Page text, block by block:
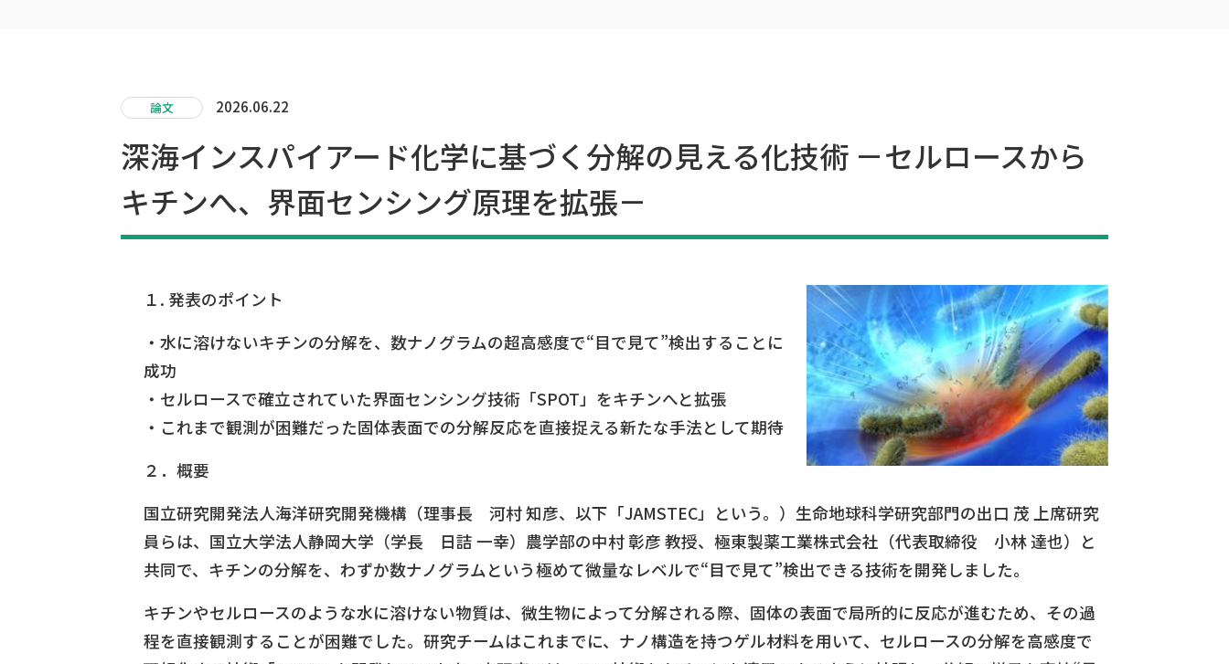
論文 2026.06.22
深海インスパイアード化学に基づく分解の見える化技術 －セルロースから
キチンへ、界面センシング原理を拡張－
１. 発表のポイント
・水に溶けないキチンの分解を、数ナノグラムの超高感度で“目で見て”検出することに
成功
・セルロースで確立されていた界面センシング技術「SPOT」をキチンへと拡張
・これまで観測が困難だった固体表面での分解反応を直接捉える新たな手法として期待
２．概要
国立研究開発法人海洋研究開発機構（理事長 河村 知彦、以下「JAMSTEC」という。）生命地球科学研究部門の出口 茂 上席研究
員らは、国立大学法人静岡大学（学長 日詰 一幸）農学部の中村 彰彦 教授、極東製薬工業株式会社（代表取締役 小林 達也）と
共同で、キチンの分解を、わずか数ナノグラムという極めて微量なレベルで“目で見て”検出できる技術を開発しました。
キチンやセルロースのような水に溶けない物質は、微生物によって分解される際、固体の表面で局所的に反応が進むため、その過
程を直接観測することが困難でした。研究チームはこれまでに、ナノ構造を持つゲル材料を用いて、セルロースの分解を高感度で